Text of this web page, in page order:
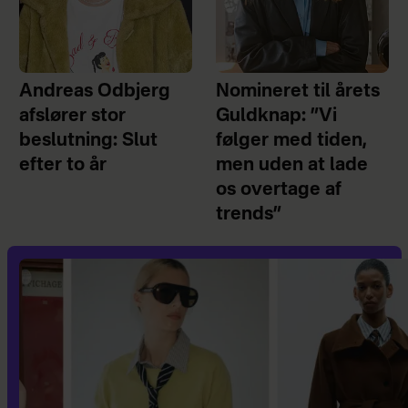
et juletræ. Julehjælpen gives til enlige
forsørgere eller par med børn, der er
økonomisk trængte og har
folkeregisteradresse i Århus
Kommune.
Hvornår
: Ansøgningsfrist den 22.
findesher.
Børnenes kontor i Randers
: Yder støtte til børnefamilier i
Randers Kommune, der ikke har de
fornødne økonomiske rammer til at
Andreas Odbjerg
afslører stor
beslutning: Slut
efter to år
Nomineret til årets
Guldknap: ”Vi
følger med tiden,
men uden at lade
os overtage af
trends”